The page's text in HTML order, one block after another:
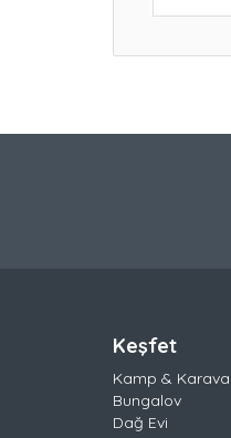
Keşfet
Kamp &
Bungalov
Dağ Evi